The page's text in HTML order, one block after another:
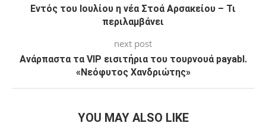
Εντός του Ιουλίου η νέα Στοά Αρσακείου – Τι
περιλαμβάνει
next post
Ανάρπαστα τα VIP εισιτήρια του τουρνουά payabl.
«Νεόφυτος Χανδριώτης»
YOU MAY ALSO LIKE